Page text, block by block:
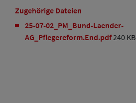
Zugehörige Dateien
25-07-02_PM_Bund-Laender-
AG_Pflegereform.End.pdf240 KB